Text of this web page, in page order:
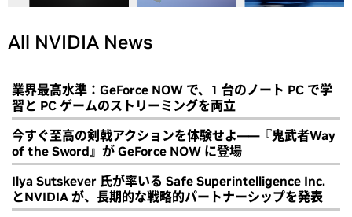
All NVIDIA News
業界最高水準：GeForce NOW で、1 台のノート PC で学
習と PC ゲームのストリーミングを両立
今すぐ至高の剣戟アクションを体験せよ――『鬼武者Way
of the Sword』が GeForce NOW に登場
Ilya Sutskever 氏が率いる Safe Superintelligence Inc.
とNVIDIA が、長期的な戦略的パートナーシップを発表